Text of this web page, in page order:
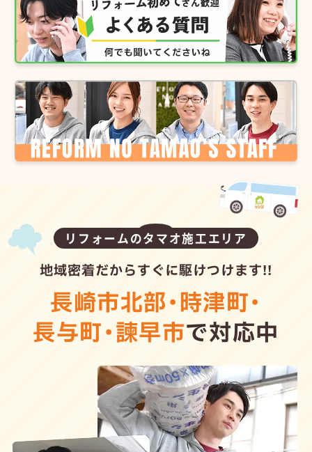
リフォームのタマオ施工エリア
地域密着だからすぐに駆けつけます!!
長崎市北部・時津町・
長与町・諫早市で対応中